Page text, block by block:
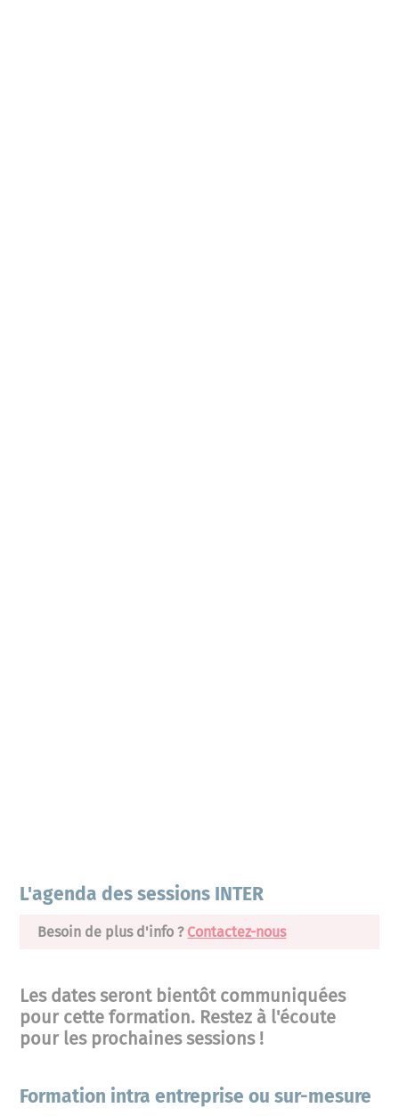
L'agenda des sessions INTER
Besoin de plus d'info ? Contactez-nous
Les dates seront bientôt communiquées
pour cette formation. Restez à l'écoute
pour les prochaines sessions !
Formation intra entreprise ou sur-mesure